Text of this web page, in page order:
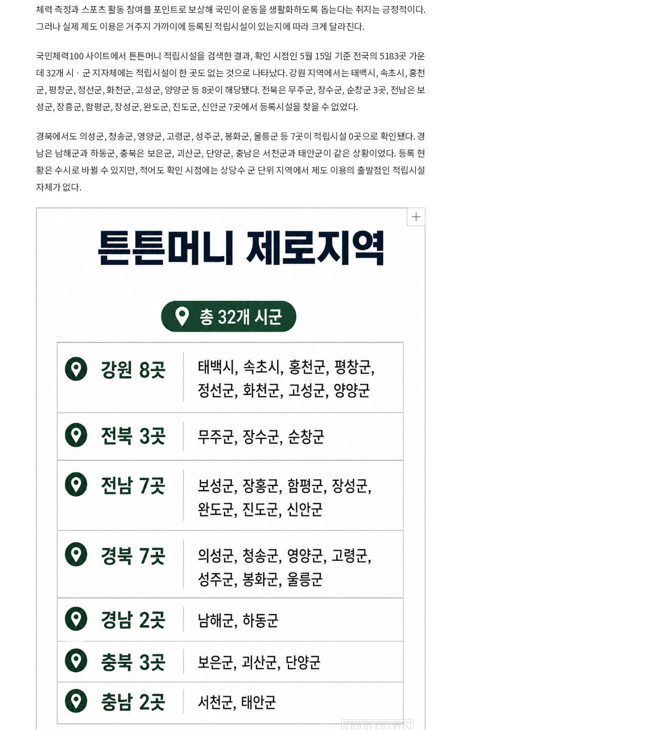
체력 측정과 스포츠 활동 참여를 포인트로 보상해 국민이 운동을 생활화하도록 돕는다는 취지는 긍정적이다.
그러나 실제 제도 이용은 거주지 가까이에 등록된 적립시설이 있는지에 따라 크게 달라진다.
국민체력100 사이트에서 튼튼머니 적립시설을 검색한 결과, 확인 시점인 5월 15일 기준 전국의 5183곳 가운
데 32개 시ㆍ군 지자체에는 적립시설이 한 곳도 없는 것으로 나타났다. 강원 지역에서는 태백시, 속초시, 홍천
군, 평창군, 정선군, 화천군, 고성군, 양양군 등 8곳이 해당됐다. 전북은 무주군, 장수군, 순창군 3곳, 전남은 보
성군, 장흥군, 함평군, 장성군, 완도군, 진도군, 신안군 7곳에서 등록시설을 찾을 수 없었다.
경북에서도 의성군, 청송군, 영양군, 고령군, 성주군, 봉화군, 울릉군 등 7곳이 적립시설 0곳으로 확인됐다. 경
남은 남해군과 하동군, 충북은 보은군, 괴산군, 단양군, 충남은 서천군과 태안군이 같은 상황이었다. 등록 현
황은 수시로 바뀔 수 있지만, 적어도 확인 시점에는 상당수 군 단위 지역에서 제도 이용의 출발점인 적립시설
자체가 없다.